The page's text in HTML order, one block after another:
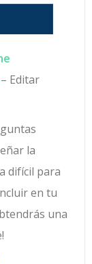
– Editar
la
difícil para
en tu
una